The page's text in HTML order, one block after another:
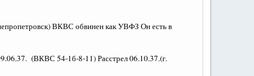
ВКВС обвинен как УВФЗ Он есть в
(ВКВС 54-1б-8-11) Расстрел 06.10.37.(г.